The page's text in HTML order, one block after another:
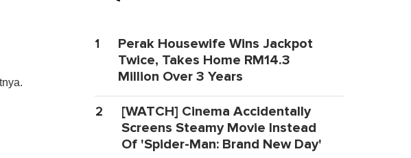
1
Perak Housewife Wins Jackpot
Twice, Takes Home RM14.3
Million Over 3 Years
2
[WATCH] Cinema Accidentally
Screens Steamy Movie Instead
Of 'Spider-Man: Brand New Day'